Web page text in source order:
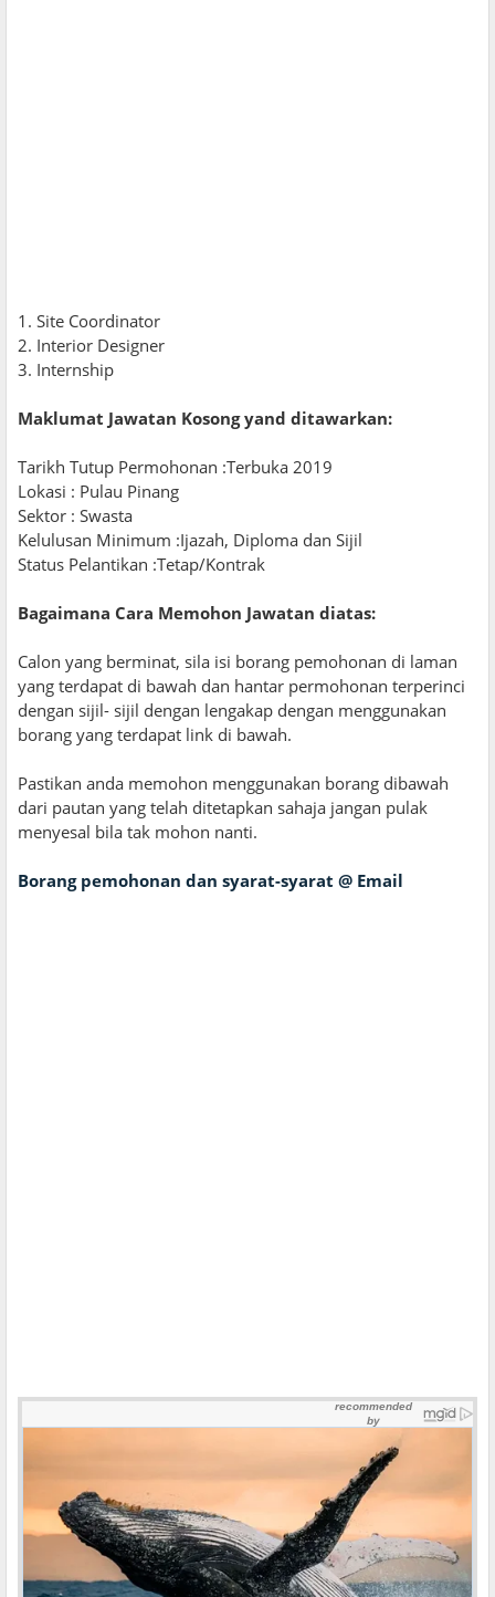
1. Site Coordinator
2. Interior Designer
3. Internship
Maklumat Jawatan Kosong yand ditawarkan:
Tarikh Tutup Permohonan :Terbuka 2019
Lokasi : Pulau Pinang
Sektor : Swasta
Kelulusan Minimum :Ijazah, Diploma dan Sijil
Status Pelantikan :Tetap/Kontrak
Bagaimana Cara Memohon Jawatan diatas:
Calon yang berminat, sila isi borang pemohonan di laman
yang terdapat di bawah dan hantar permohonan terperinci
dengan sijil- sijil dengan lengakap dengan menggunakan
borang yang terdapat link di bawah.
Pastikan anda memohon menggunakan borang dibawah
dari pautan yang telah ditetapkan sahaja jangan pulak
menyesal bila tak mohon nanti.
Borang pemohonan dan syarat-syarat @ Email